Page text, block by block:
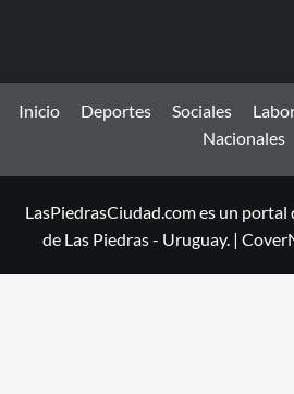
Inicio Deportes Sociales
Nacionales
LasPiedrasCiudad.com es un portal
de Las Piedras - Uruguay. |